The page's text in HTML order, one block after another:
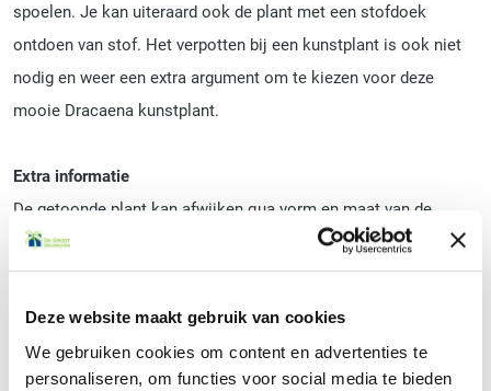
Deze website maakt gebruik van cookies
We gebruiken cookies om content en advertenties te
personaliseren, om functies voor social media te bieden
spoelen. Je kan uiteraard ook de plant met een stofdoek
ontdoen van stof. Het verpotten bij een kunstplant is ook niet
nodig en weer een extra argument om te kiezen voor deze
mooie Dracaena kunstplant.
Extra informatie
De getoonde plant kan afwijken qua vorm en maat van de
aankoop in de webshop.
Selecteer hieronder de gewenste uitvoering